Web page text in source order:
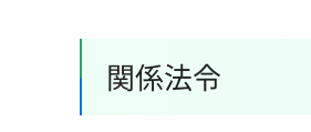
関係法令